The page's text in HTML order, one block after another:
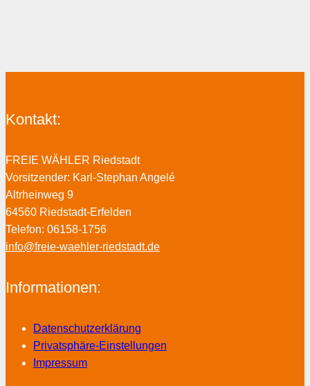
Kontakt:
FREIE WÄHLER Riedstadt
Vorsitzender: Karl-Stephan Angelé
Altrheinweg 9
64560 Riedstadt-Erfelden
Telefon: 06158-1756
info@freie-waehler-riedstadt.de
Informationen:
Datenschutzerklärung
Privatsphäre-Einstellungen
Impressum